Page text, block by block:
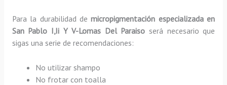
Para la durabilidad demicropigmentación especializadaen
San Pablo I,Ii Y V-Lomas Del Paraiso será necesario que
sigas una serie de recomendaciones:
No utilizar shampo
No frotar con toalla